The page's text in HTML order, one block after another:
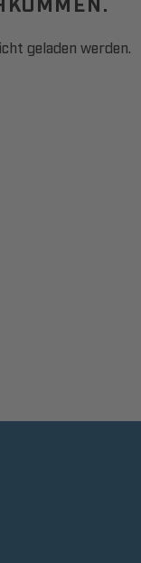
geladen werden.